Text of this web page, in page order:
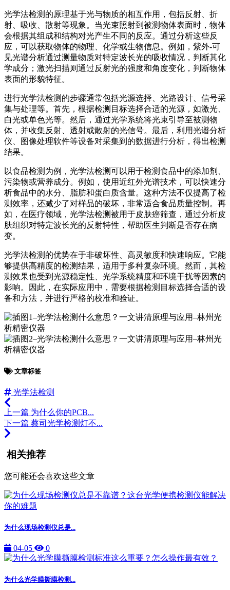
光学法检测的原理基于光与物质的相互作用，包括反射、折
射、吸收、散射等现象。当光束照射到被测物体表面时，物体
会根据其组成和结构对光产生不同的反应。通过分析这些反
应，可以获取物体的物理、化学或生物信息。例如，紫外-可
见光谱分析通过测量物质对特定波长光的吸收情况，判断其化
学成分；激光扫描则通过反射光的强度和角度变化，判断物体
表面的形貌特征。
进行光学法检测的步骤通常包括光源选择、光路设计、信号采
集与处理等。首先，根据检测目标选择合适的光源，如激光、
白光或单色光等。然后，通过光学系统将光束引导至被测物
体，并收集反射、透射或散射的光信号。最后，利用光谱分析
仪、图像处理软件等设备对采集到的数据进行分析，得出检测
结果。
以食品检测为例，光学法检测可以用于检测食品中的添加剂、
污染物或营养成分。例如，使用近红外光谱技术，可以快速分
析食品中的水分、脂肪和蛋白质含量。这种方法不仅提高了检
测效率，还减少了对样品的破坏，非常适合食品质量控制。再
如，在医疗领域，光学法检测被用于皮肤癌筛查，通过分析皮
肤组织对特定波长光的反射特性，帮助医生判断是否存在病
变。
光学法检测的优势在于非破坏性、高灵敏度和快速响应。它能
够提供高精度的检测结果，适用于多种复杂环境。然而，其检
测效果也受到光源稳定性、光学系统精度和环境干扰等因素的
影响。因此，在实际应用中，需要根据检测目标选择合适的设
备和方法，并进行严格的校准和验证。
文章标签
光学法检测
上一篇 为什么你的PCB...
下一篇 蔡司光学检测灯不...
相关推荐
您可能还会喜欢这些文章
为什么现场检测仪总是...
04-05 0
为什么光学膜撕膜检测...